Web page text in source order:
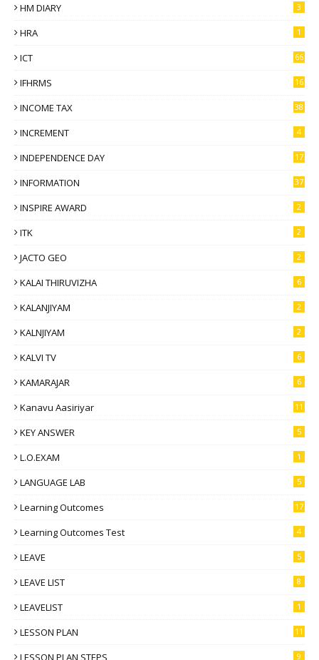
HM DIARY 3
HRA 1
ICT 66
IFHRMS 16
INCOME TAX 38
INCREMENT 4
INDEPENDENCE DAY 17
INFORMATION 37
INSPIRE AWARD 2
ITK 2
JACTO GEO 2
KALAI THIRUVIZHA 6
KALANJIYAM 2
KALNJIYAM 2
KALVI TV 6
KAMARAJAR 6
Kanavu Aasiriyar 11
KEY ANSWER 5
L.O.EXAM 1
LANGUAGE LAB 5
Learning Outcomes 17
Learning Outcomes Test 4
LEAVE 5
LEAVE LIST 8
LEAVELIST 1
LESSON PLAN 11
LESSON PLAN STEPS 9